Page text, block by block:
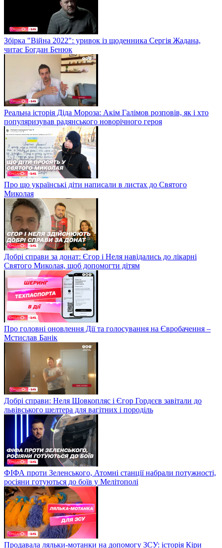
Збірка "Війна 2022": уривок із щоденника Сергія Жадана,
читає Богдан Бенюк
Реальна історія Діда Мороза: Акім Галімов розповів, як і хто
популяризував радянського новорічного героя
Про що українські діти написали в листах до Святого
Миколая
Добрі справи за донат: Єгор і Неля навідались до лікарні
Святого Миколая, щоб допомогти дітям
Про головні оновлення Дії та голосування на Євробачення –
Мстислав Банік
Добрі справи: Неля Шовкопляс і Єгор Гордєєв завітали до
львівського шелтера для вагітних і породіль
ФІФА проти Зеленського, Атомні станції набрали потужності,
росіяни готуються до боїв у Мелітополі
Продавала ляльки-мотанки на допомогу ЗСУ: історія Кіри